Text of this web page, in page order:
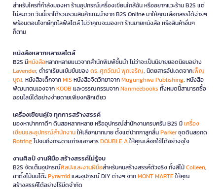
สำหรับใครที่กำลังมองหา ร้านอุปกรณ์เครื่องเขียนใกล้ฉัน หรืออยากแวะร้าน B2S แต่
ไม่สะดวก วันนี้เราได้รวบรวมสินค้าแนะนำจาก B2S Online มาให้คุณเลือกสรรได้ง่ายๆ
พร้อมตอบโจทย์ทุกไลฟ์สไตล์ ไม่ว่าคุณจะมองหา ร้านขายหนังสือ หรือสินค้าอื่นๆ
ก็ตาม
หนังสือหลากหลายสไตล์
B2S มีหนังสือหลากหลายแนวจากสำนักพิมพ์ชั้นนำ ไม่ว่าจะเป็นนิยายยอดนิยมอย่าง
Lavender, ตำราเรียนเข้มข้นของดร. ศุภวัฒน์ พุกเจริญ, นิตยสารอัปเดตจากเพ็ญ
บุญ, หนังสือเด็กจากMIS หนังสือจิตวิทยาจากMugunghwa Publishing, หนังสือ
พัฒนาตนเองจากKOOB และวรรณกรรมจากNanmeebooks ทั้งหมดนี้สามารถซื้อ
ออนไลน์ได้อย่างง่ายดายเพียงคลิกเดียว
เครื่องเขียนคู่ใจ ทุกการสร้างสรรค์
มองหาปากกาดีๆ ดินสอหลากหลาย หรืออุปกรณ์สำนักงานครบครัน B2S มีเครื่อง
เขียนและอุปกรณ์สำนักงานให้เลือกมากมาย ตั้งแต่ปากกาลูกลื่นParkerชุดดินสอกด
Rotringไปจนถึงกระดาษถ่ายเอกสารDOUBLE Aให้คุณเลือกใช้ได้อย่างจุใจ
งานศิลป์ งานฝีมือ สร้างสรรค์ไม่รู้จบ
B2S จัดเต็มอุปกรณ์ศิลปะและงานฝีมือสำหรับคนสร้างสรรค์ตัวจริง ทั้งสีไม้Colleen,
ขาตั้งไม้บนโต๊ะPyramidและอุปกรณ์ DIY ต่างๆ จากMONT MARTEให้คุณ
สร้างสรรค์ได้อย่างไร้ขีดจำกัด